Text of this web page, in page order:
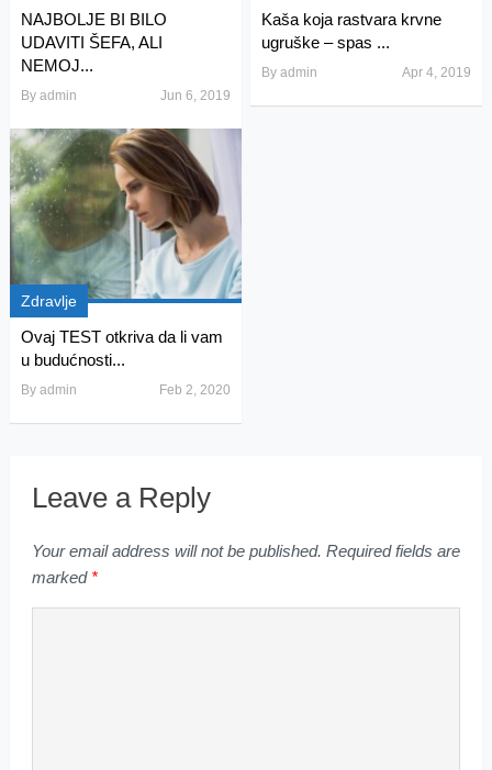
NAJBOLJE BI BILO
UDAVITI ŠEFA, ALI
NEMOJ...
By admin Jun 6, 2019
Kaša koja rastvara krvne
ugruške – spas ...
Byadmin Apr 4, 2019
Zdravlje
Ovaj TEST otkriva da li vam
u budućnosti...
By admin Feb 2, 2020
Leave a Reply
Your email address will not be published. Required fields are
marked *